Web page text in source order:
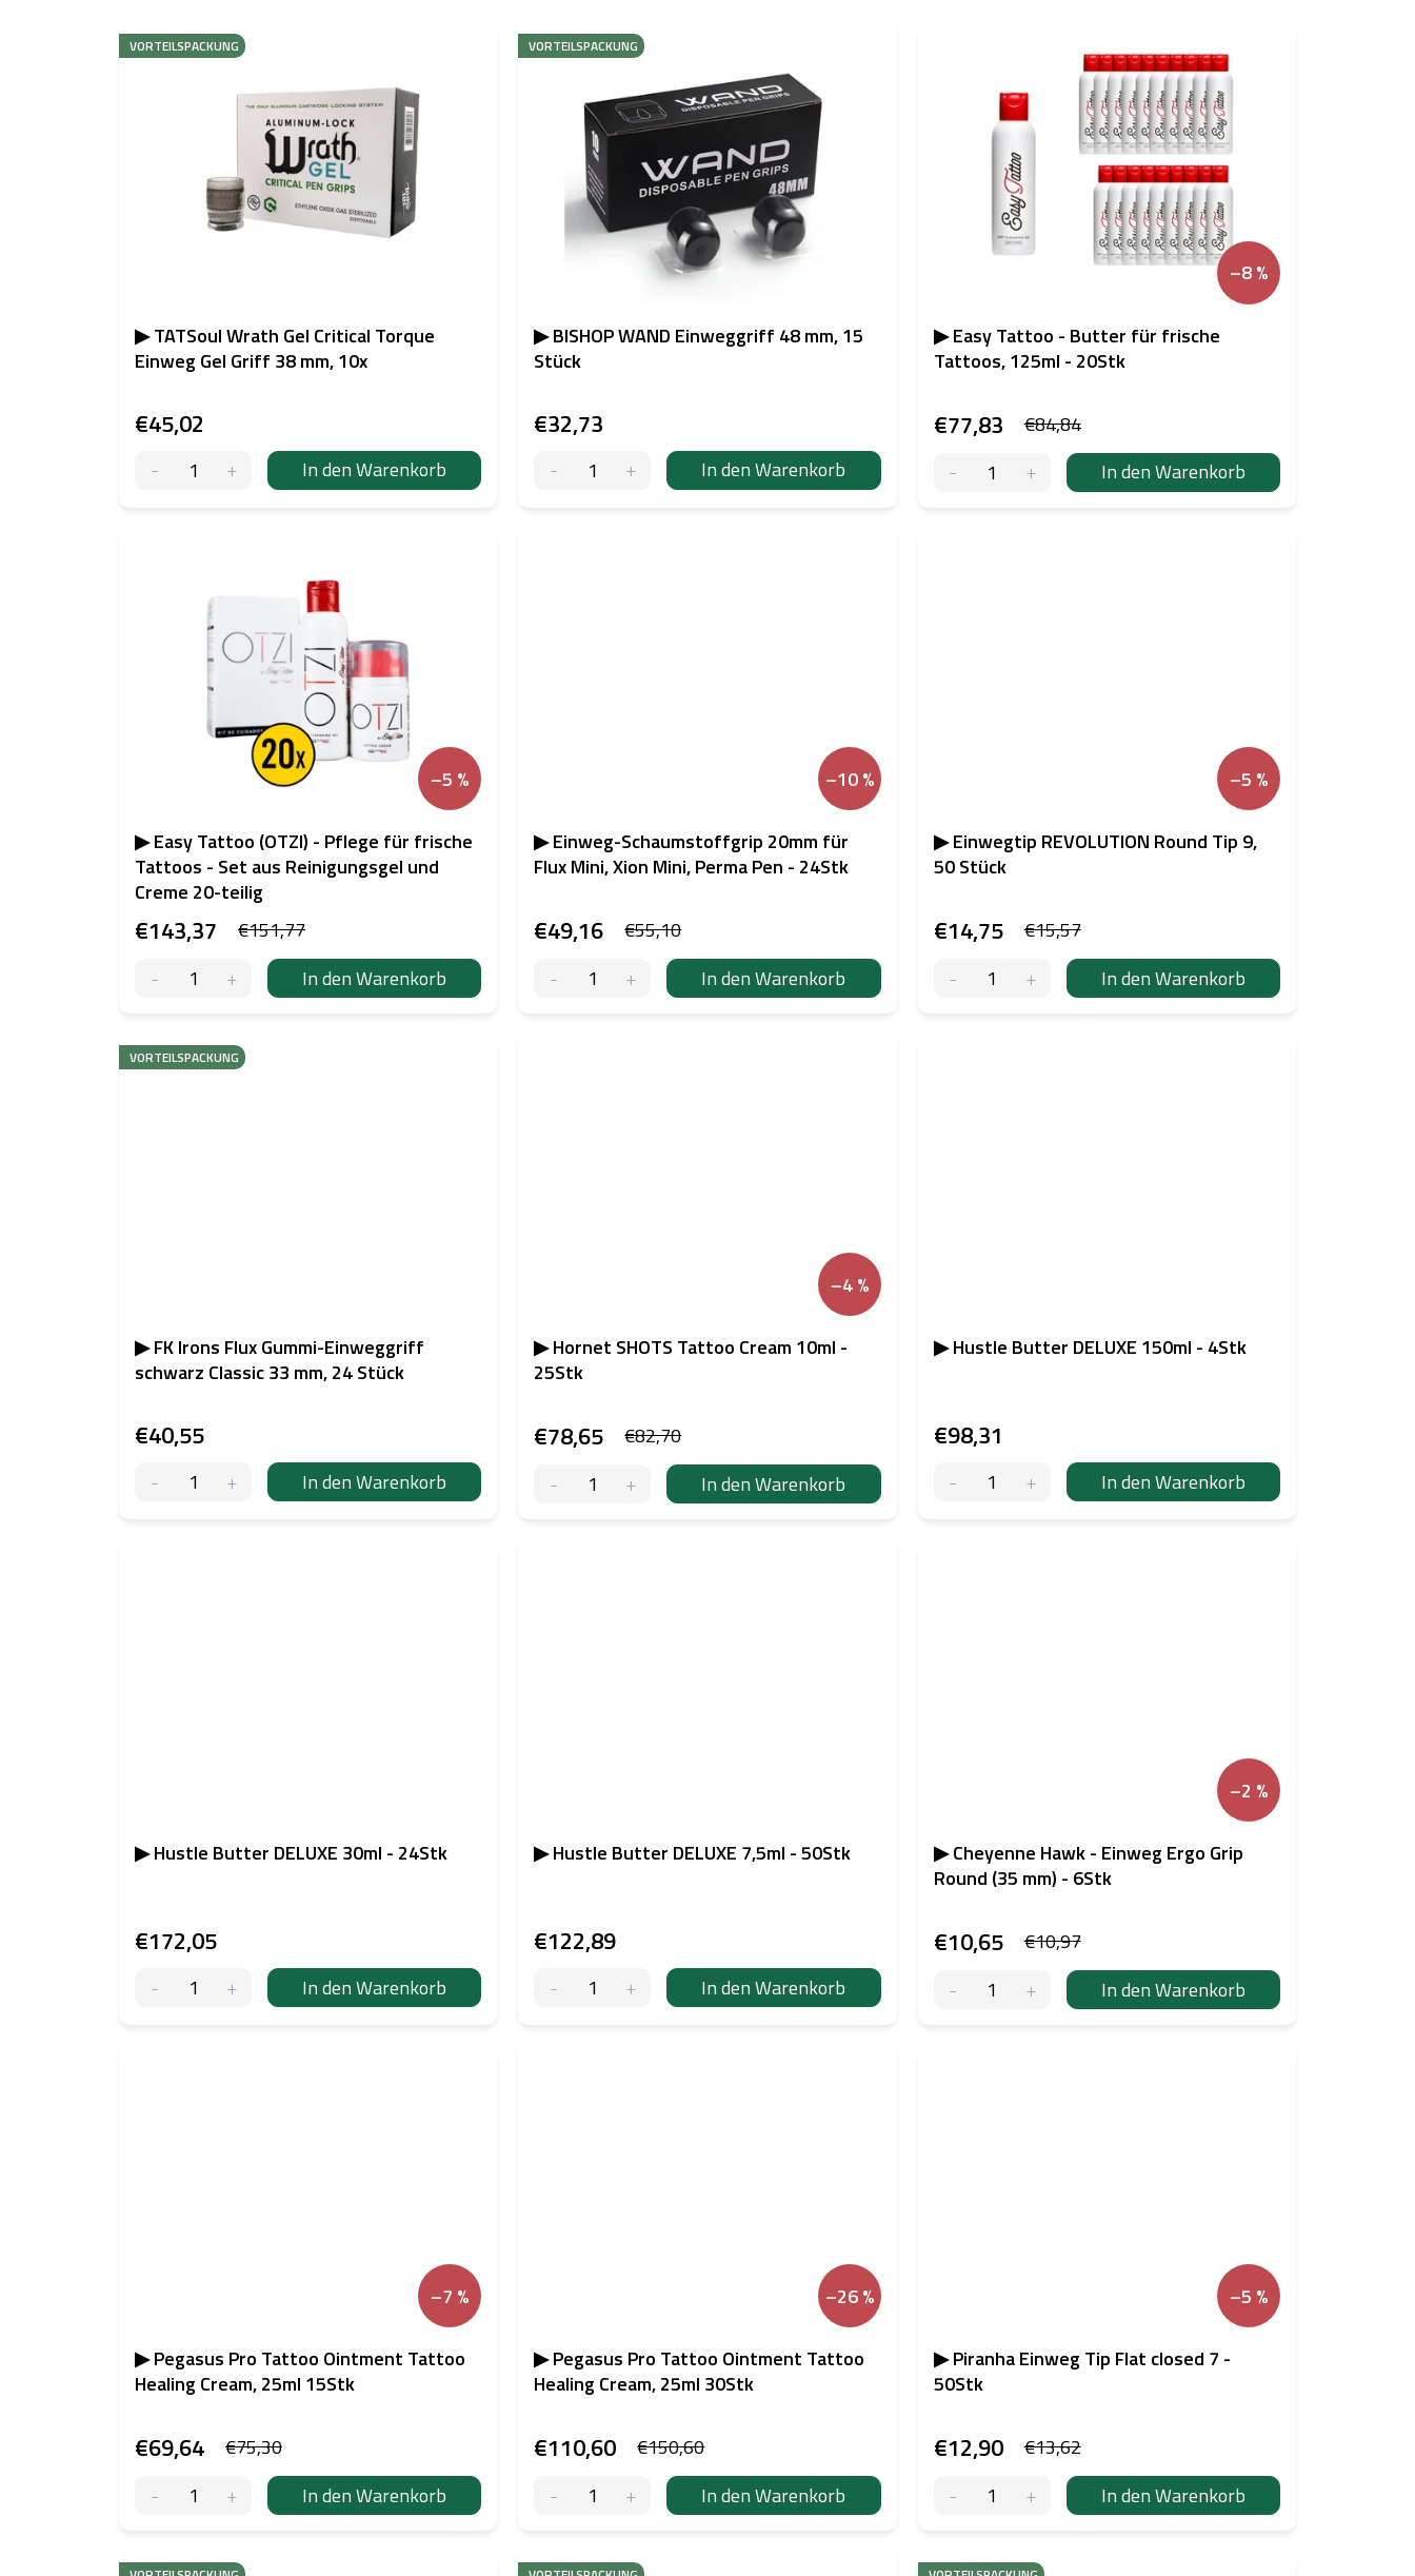
VORTEILSPACKUNG
▶ TATSoul Wrath Gel Critical Torque
Einweg Gel Griff 38 mm, 10x
€45,02
In den Warenkorb
VORTEILSPACKUNG
▶ BISHOP WAND Einweggriff 48 mm, 15
Stück
€32,73
In den Warenkorb
–8 %
▶ Easy Tattoo - Butter für frische
Tattoos, 125ml - 20Stk
€84,84
€77,83
In den Warenkorb
–5 %
▶ Easy Tattoo (OTZI) - Pflege für frische
Tattoos - Set aus Reinigungsgel und
Creme 20-teilig
€151,77
€143,37
In den Warenkorb
–10 %
▶ Einweg-Schaumstoffgrip 20mm für
Flux Mini, Xion Mini, Perma Pen - 24Stk
€55,10
€49,16
In den Warenkorb
–5 %
▶ Einwegtip REVOLUTION Round Tip 9,
50 Stück
€15,57
€14,75
In den Warenkorb
VORTEILSPACKUNG
▶ FK Irons Flux Gummi-Einweggriff
schwarz Classic 33 mm, 24 Stück
€40,55
In den Warenkorb
–4 %
▶ Hornet SHOTS Tattoo Cream 10ml -
25Stk
€82,70
€78,65
In den Warenkorb
▶ Hustle Butter DELUXE 150ml - 4Stk
€98,31
In den Warenkorb
▶ Hustle Butter DELUXE 30ml - 24Stk
€172,05
In den Warenkorb
▶ Hustle Butter DELUXE 7,5ml - 50Stk
€122,89
In den Warenkorb
–2 %
▶ Cheyenne Hawk - Einweg Ergo Grip
Round (35 mm) - 6Stk
€10,97
€10,65
In den Warenkorb
–7 %
▶ Pegasus Pro Tattoo Ointment Tattoo
Healing Cream, 25ml 15Stk
€75,30
€69,64
In den Warenkorb
–26 %
▶ Pegasus Pro Tattoo Ointment Tattoo
Healing Cream, 25ml 30Stk
€150,60
€110,60
In den Warenkorb
–5 %
▶ Piranha Einweg Tip Flat closed 7 -
50Stk
€13,62
€12,90
In den Warenkorb